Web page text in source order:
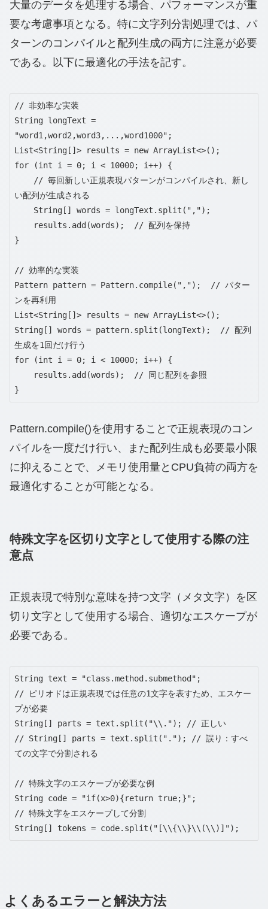
大量のデータを処理する場合、パフォーマンスが重
要な考慮事項となる。特に文字列分割処理では、パ
ターンのコンパイルと配列生成の両方に注意が必要
である。以下に最適化の手法を記す。
// 非効率な実装
String longText =
"word1,word2,word3,...,word1000";
List<String[]> results = new ArrayList<>();
for (int i = 0; i < 10000; i++) {
い配列が生成される
}
// 効率的な実装
Pattern pattern = Pattern.compile(",");  // パター
ンを再利用
List<String[]> results = new ArrayList<>();
String[] words = pattern.split(longText);  // 配列
生成を1回だけ行う
for (int i = 0; i < 10000; i++) {
}
Pattern.compile()を使用することで正規表現のコン
パイルを一度だけ行い、また配列生成も必要最小限
に抑えることで、メモリ使用量とCPU負荷の両方を
最適化することが可能となる。
特殊文字を区切り文字として使用する際の注
意点
正規表現で特別な意味を持つ文字（メタ文字）を区
切り文字として使用する場合、適切なエスケープが
必要である。
String text = "class.method.submethod";
// ピリオドは正規表現では任意の1文字を表すため、エスケー
プが必要
String[] parts = text.split("\\."); // 正しい
// String[] parts = text.split("."); // 誤り：すべ
ての文字で分割される
// 特殊文字のエスケープが必要な例
String code = "if(x>0){return true;}";
// 特殊文字をエスケープして分割
String[] tokens = code.split("[\\{\\}\\(\\)]");
よくあるエラーと解決方法